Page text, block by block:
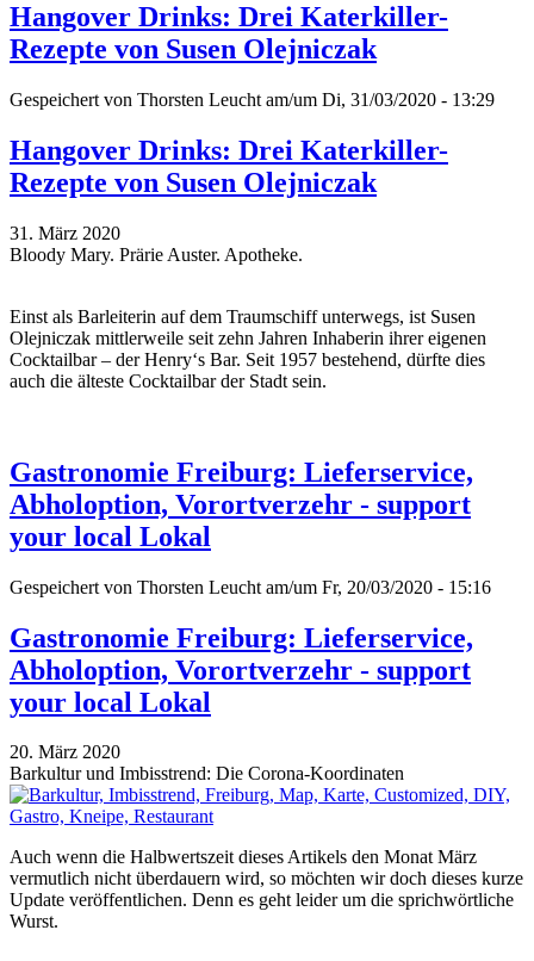
Hangover Drinks: Drei Katerkiller-
Rezepte von Susen Olejniczak
Gespeichert von Thorsten Leucht am/um Di, 31/03/2020 - 13:29
Hangover Drinks: Drei Katerkiller-
Rezepte von Susen Olejniczak
31. März 2020
Bloody Mary. Prärie Auster. Apotheke.
Einst als Barleiterin auf dem Traumschiff unterwegs, ist Susen
Olejniczak mittlerweile seit zehn Jahren Inhaberin ihrer eigenen
Cocktailbar – der Henry‘s Bar. Seit 1957 bestehend, dürfte dies
auch die älteste Cocktailbar der Stadt sein.
Gastronomie Freiburg: Lieferservice,
Abholoption, Vorortverzehr - support
your local Lokal
Gespeichert von Thorsten Leucht am/um Fr, 20/03/2020 - 15:16
Gastronomie Freiburg: Lieferservice,
Abholoption, Vorortverzehr - support
your local Lokal
20. März 2020
Barkultur und Imbisstrend: Die Corona-Koordinaten
Auch wenn die Halbwertszeit dieses Artikels den Monat März
vermutlich nicht überdauern wird, so möchten wir doch dieses kurze
Update veröffentlichen. Denn es geht leider um die sprichwörtliche
Wurst.